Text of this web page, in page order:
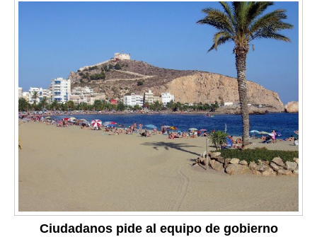
Ciudadanos pide al equipo de gobierno